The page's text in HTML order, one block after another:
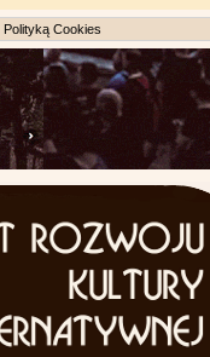
Polityką Cookies